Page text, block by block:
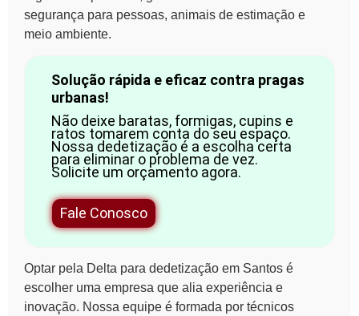
segurança para pessoas, animais de estimação e
meio ambiente.
Solução rápida e eficaz contra pragas
urbanas!
Não deixe baratas, formigas, cupins e
ratos tomarem conta do seu espaço.
Nossa dedetização é a escolha certa
para eliminar o problema de vez.
Solicite um orçamento agora.
Fale Conosco
Optar pela Delta para dedetização em Santos é
escolher uma empresa que alia experiência e
inovação. Nossa equipe é formada por técnicos